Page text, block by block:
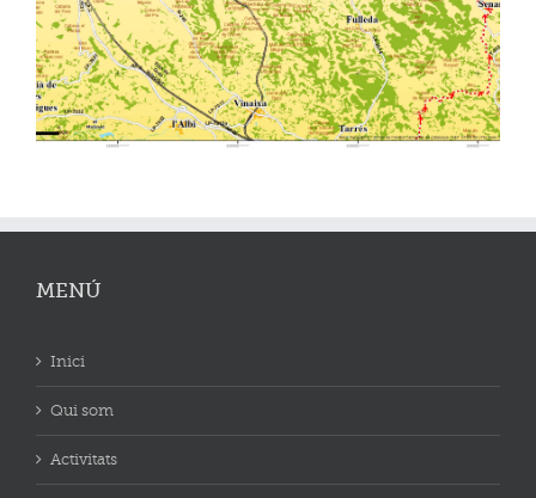
MENÚ
Inici
Qui som
Activitats